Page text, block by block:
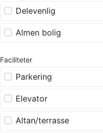
Delevenlig
Almen bolig
Faciliteter
Parkering
Elevator
Altan/terrasse